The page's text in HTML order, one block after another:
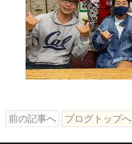
前の記事へ ブログトップへ